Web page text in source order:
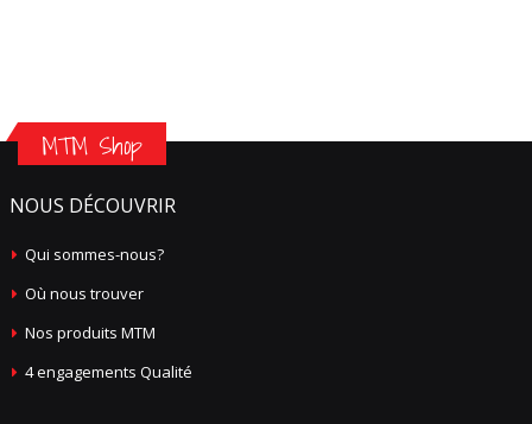
MTM Shop
NOUS DÉCOUVRIR
Qui sommes-nous?
Où nous trouver
Nos produits MTM
4 engagements Qualité